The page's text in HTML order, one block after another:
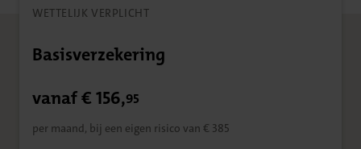
WETTELIJK VERPLICHT
Basisverzekering
vanaf € 156,95
per maand, bij een eigen risico van € 385